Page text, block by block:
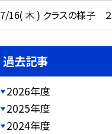
7/16( 木 ) クラスの様子 ２
過去記事
2026年度
2025年度
2024年度